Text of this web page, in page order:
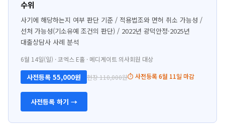
수위
사기에 해당하는지 여부 판단 기준 / 적용법조와 면허 취소 가능성 /
선처 가능성(기소유예 조건의 판단) / 2022년 광덕안정·2025년
대출상담사 사례 분석
6월 14일(일) · 코엑스 E홀 · 메디게이트 의사회원 대상
사전등록 55,000원 현장 110,000원⏱ 사전등록 6월 11일 마감
사전등록 하기 →